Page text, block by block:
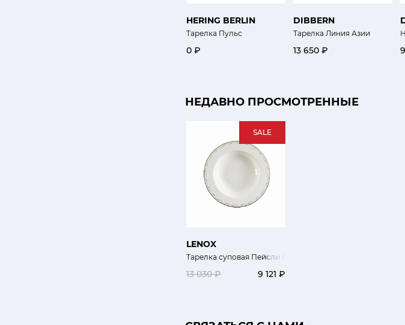
HERING BERLIN
Тарелка Пульс
0 ₽
DIBBERN
Тарелка Линия Азии
13 650 ₽
НЕДАВНО ПРОСМОТРЕННЫЕ
SALE
LENOX
Тарелка суповая Пейсли Блум
13 030 ₽ 9 121 ₽